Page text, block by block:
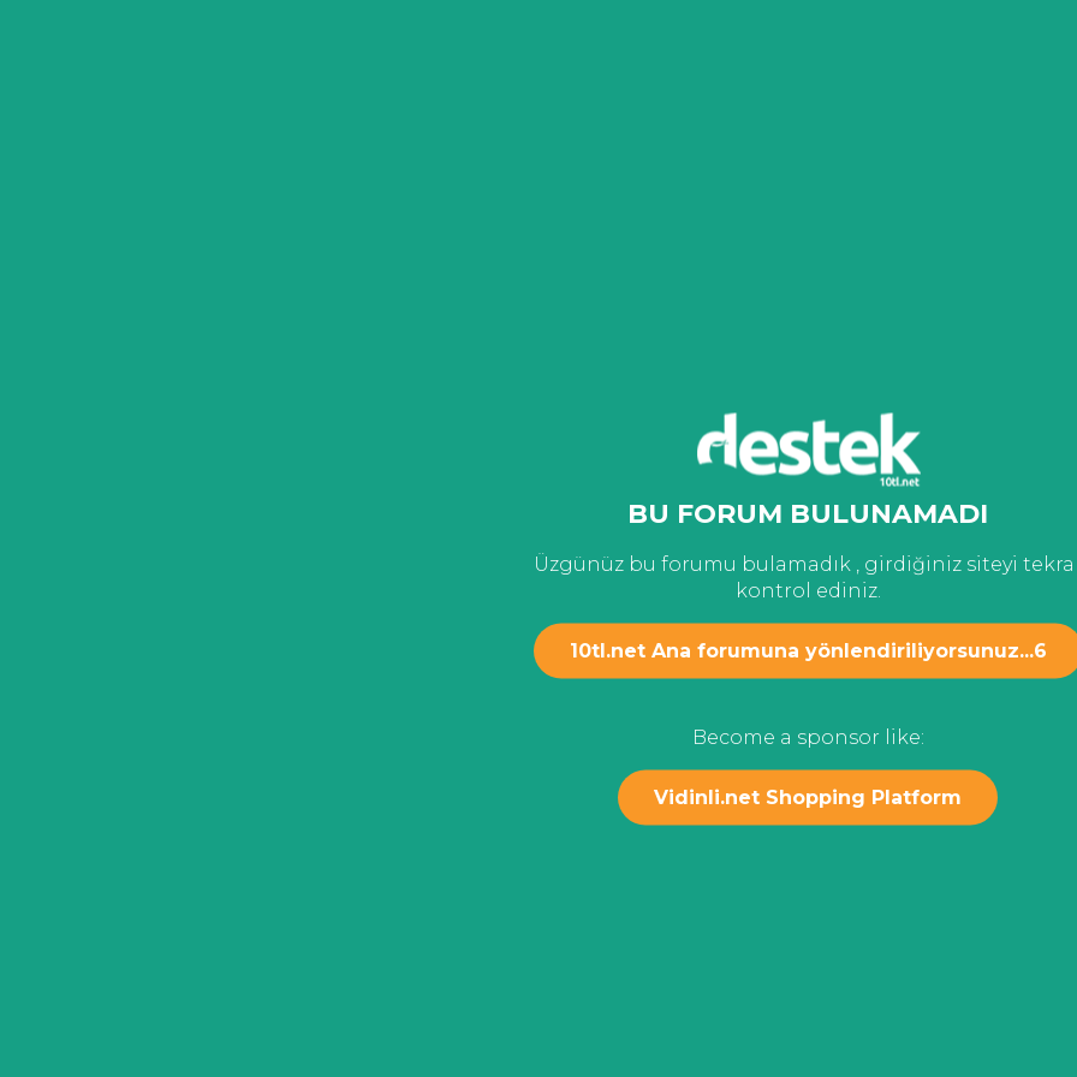
BU FORUM BULUNAMADI
Üzgünüz bu forumu bulamadık , girdiğiniz siteyi
kontrol ediniz.
10tl.net Ana forumuna yönlendiriliyorsunuz...6
Become a sponsor like:
Vidinli.net Shopping Platform